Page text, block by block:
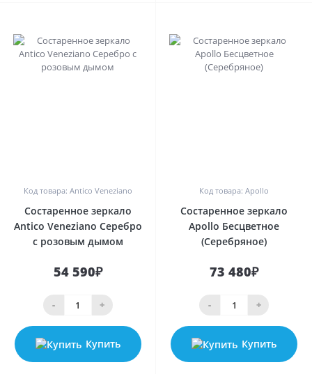
Код товара: Antico Veneziano
Состаренное зеркало
Antico Veneziano Серебро
с розовым дымом
54 590₽
- +
Купить
Код товара: Apollo
Состаренное зеркало
Apollo Бесцветное
(Серебряное)
73 480₽
- +
Купить